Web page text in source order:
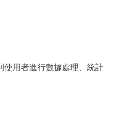
使用者進行數據處理、統計